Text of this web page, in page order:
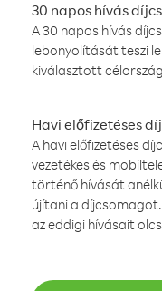
30 napos hívás
A 30 napos hívás
lebonyolítását teszi
kiválasztott
Havi előfizetéses
A havi előfizetéses
vezetékes és
történő hívását
újítani a
az eddigi hívásait